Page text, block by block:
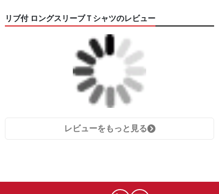
リブ付 ロングスリーブＴシャツのレビュー
レビューをもっと見る